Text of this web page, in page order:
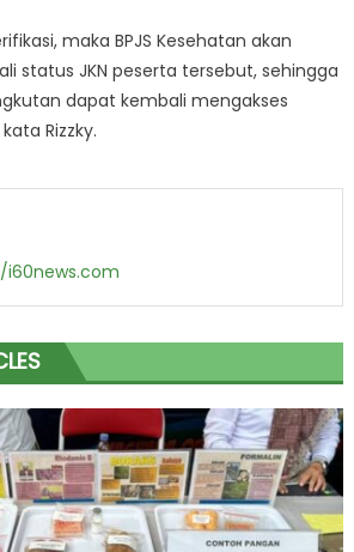
maka BPJS Kesehatan akan
status JKN peserta tersebut, sehingga
dapat kembali mengakses
Rizzky.